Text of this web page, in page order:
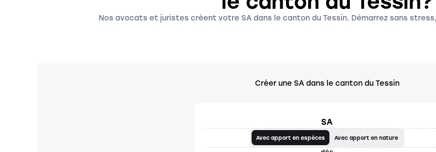
Nos avocats et juristes créent votre SA dans le canton du Tessin. Démarrez sans
Créer une SA dans le canton du Tessin
SA
Avec apport en espèces Avec apport en nature